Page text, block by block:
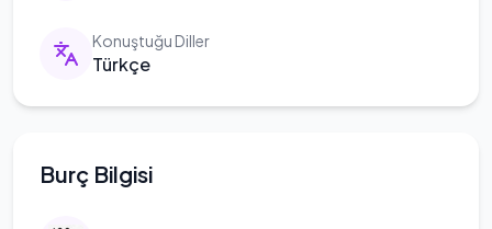
Konuştuğu Diller
Türkçe
Burç Bilgisi